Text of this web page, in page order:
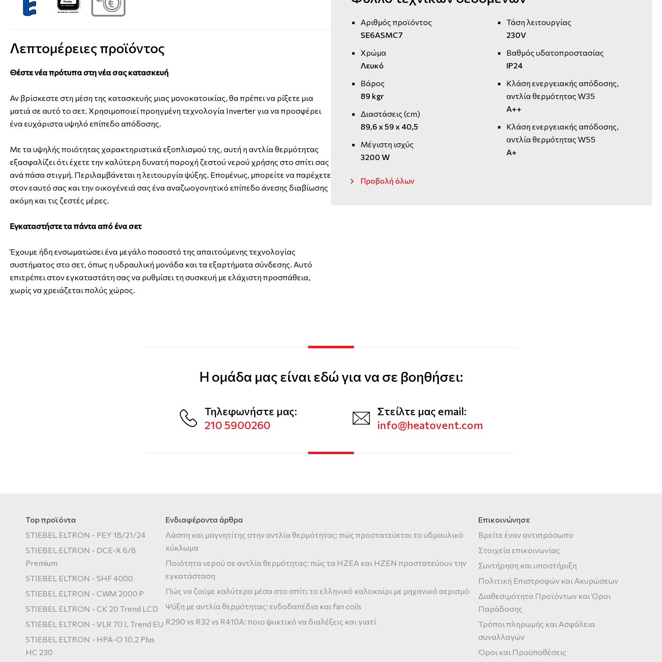
Λεπτομέρειες προϊόντος
Θέστε νέα πρότυπα στη νέα σας κατασκευή
Αν βρίσκεστε στη μέση της κατασκευής μιας μονοκατοικίας, θα πρέπει να ρίξετε μια
ματιά σε αυτό το σετ. Χρησιμοποιεί προηγμένη τεχνολογία Inverter για να προσφέρει
ένα ευχάριστα υψηλό επίπεδο απόδοσης.
Με τα υψηλής ποιότητας χαρακτηριστικά εξοπλισμού της, αυτή η αντλία θερμότητας
εξασφαλίζει ότι έχετε την καλύτερη δυνατή παροχή ζεστού νερού χρήσης στο σπίτι σας
ανά πάσα στιγμή. Περιλαμβάνεται η λειτουργία ψύξης. Επομένως, μπορείτε να παρέχετε
στον εαυτό σας και την οικογένειά σας ένα αναζωογονητικό επίπεδο άνεσης διαβίωσης
ακόμη και τις ζεστές μέρες.
Εγκαταστήστε τα πάντα από ένα σετ
Έχουμε ήδη ενσωματώσει ένα μεγάλο ποσοστό της απαιτούμενης τεχνολογίας
συστήματος στο σετ, όπως η υδραυλική μονάδα και τα εξαρτήματα σύνδεσης. Αυτό
επιτρέπει στον εγκαταστάτη σας να ρυθμίσει τη συσκευή με ελάχιστη προσπάθεια,
χωρίς να χρειάζεται πολύς χώρος.
Αριθμός προϊόντος
SE6ASMC7
Χρώμα
Λευκό
Βάρος
89 kgr
Διαστάσεις (cm)
89,6 x 59 x 40,5
Μέγιστη ισχύς
3200 W
Τάση λειτουργίας
230V
Βαθμός υδατοπροστασίας
IP24
Κλάση ενεργειακής απόδοσης,
αντλία θερμότητας W35
A++
Κλάση ενεργειακής απόδοσης,
αντλία θερμότητας W55
A+
Προβολή όλων
Η ομάδα μας είναι εδώ για να σε βοηθήσει:
Τηλεφωνήστε μας:
210 5900260
Στείλτε μας email:
info@heatovent.com
Top προϊόντα
STIEBEL ELTRON - PEY 18/21/24
STIEBEL ELTRON - DCE-X 6/8
Premium
STIEBEL ELTRON - SHF 4000
STIEBEL ELTRON - CWM 2000 P
STIEBEL ELTRON - CK 20 Trend LCD
STIEBEL ELTRON - VLR 70 L Trend EU
STIEBEL ELTRON - HPA-O 10.2 Plus
HC 230
Ενδιαφέροντα άρθρα
Λάσπη και μαγνητίτης στην αντλία θερμότητας: πώς προστατεύεται το υδραυλικό
κύκλωμα
Ποιότητα νερού σε αντλία θερμότητας: πώς τα HZEA και HZEN προστατεύουν την
εγκατάσταση
Πώς να ζούμε καλύτερα μέσα στο σπίτι το ελληνικό καλοκαίρι με μηχανικό αερισμό
Ψύξη με αντλία θερμότητας: ενδοδαπέδια και fan coils
R290 vs R32 vs R410A: ποιο ψυκτικό να διαλέξεις και γιατί
Επικοινώνησε
Βρείτε έναν αντιπρόσωπο
Στοιχεία επικοινωνίας
Συντήρηση και υποστήριξη
Πολιτική Επιστροφών και Ακυρώσεων
Διαθεσιμότητα Προϊόντων και Όροι
Παράδοσης
Τρόποι πληρωμής και Ασφάλεια
συναλλαγών
Όροι και Προϋποθέσεις